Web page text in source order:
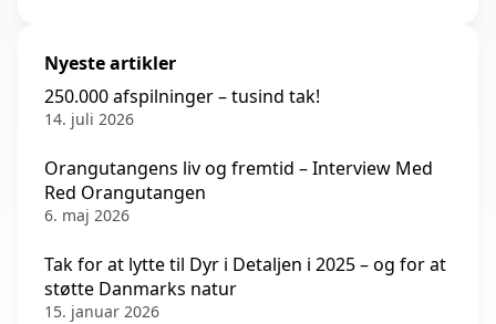
Nyeste artikler
250.000 afspilninger – tusind tak!
14. juli 2026
Orangutangens liv og fremtid – Interview Med
Red Orangutangen
6. maj 2026
Tak for at lytte til Dyr i Detaljen i 2025 – og for at
støtte Danmarks natur
15. januar 2026